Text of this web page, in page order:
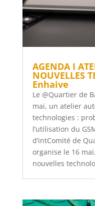
AGENDA I
NOUVELLES
Enhaive
Le @Quartier de
mai, un atelier
technologies :
l’utilisation du
d’intComité de
organise le 16
nouvelles